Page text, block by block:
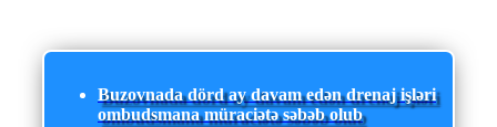
Buzovnada dörd ay davam edən drenaj işləri
ombudsmana müraciətə səbəb olub